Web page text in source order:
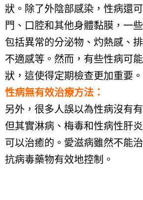
狀。除了外陰部感染，性病還
門、口腔和其他身體黏膜，一
包括異常的分泌物、灼熱感、
不適感等。然而，有些性病可
狀，這使得定期檢查更加重要。
性病無有效治療方法：
另外，很多人誤以為性病沒有
但其實淋病、梅毒和性病性肝
可以治癒的。愛滋病雖然不能
抗病毒藥物有效地控制。